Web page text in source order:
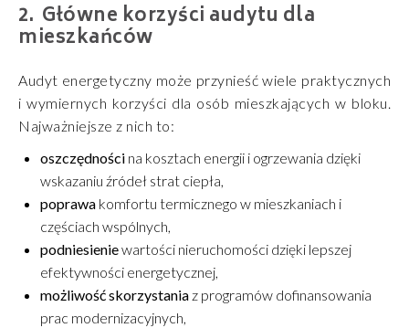
Główne korzyści audytu dla
mieszkańców
Audyt energetyczny może przynieść wiele praktycznych
i wymiernych korzyści dla osób mieszkających w bloku.
Najważniejsze z nich to:
oszczędności na kosztach energii i ogrzewania dzięki
wskazaniu źródeł strat ciepła,
poprawa komfortu termicznego w mieszkaniach i
częściach wspólnych,
podniesieniewartości nieruchomości dzięki lepszej
efektywności energetycznej,
możliwość skorzystania z programów dofinansowania
prac modernizacyjnych,